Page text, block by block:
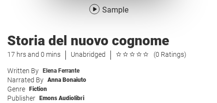
Sample
Storia del nuovo cognome
17 hrs and 0 mins Unabridged (0 Ratings)
Written By Elena Ferrante
Narrated By Anna Bonaiuto
Genre Fiction
Publisher Emons Audiolibri